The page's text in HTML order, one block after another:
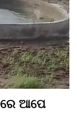
ଆପେ